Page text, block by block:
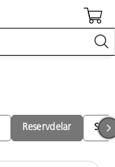
Reservdelar